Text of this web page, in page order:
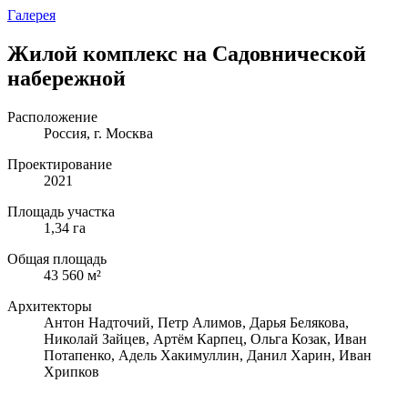
Галерея
Жилой комплекс на Садовнической
набережной
Расположение
Россия, г. Москва
Проектирование
2021
Площадь участка
1,34 га
Общая площадь
43 560 м²
Архитекторы
Антон Надточий, Петр Алимов, Дарья Белякова,
Николай Зайцев, Артём Карпец, Ольга Козак, Иван
Потапенко, Адель Хакимуллин, Данил Харин, Иван
Хрипков